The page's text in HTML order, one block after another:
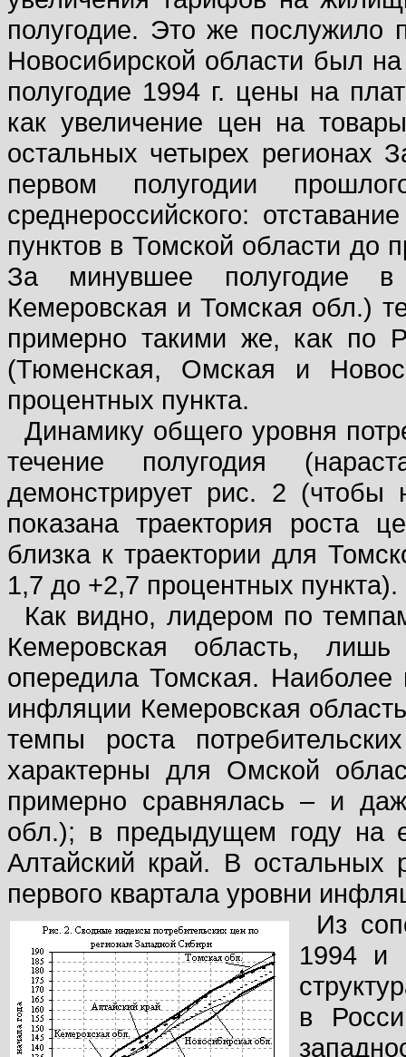
полугодие. Это же послужило
Новосибирской области был
полугодие 1994 г. цены на
как увеличение цен на
остальных четырех регионах
первом полугодии
среднероссийского:
пунктов в Томской области до
За минувшее полугодие в
Кемеровская и Томская обл.)
примерно такими же, как по
(Тюменская, Омская и
процентных пункта.
Динамику общего уровня
течение полугодия
демонстрирует рис. 2 (чтобы
показана траектория роста
близка к траектории для
1,7 до +2,7 процентных пункта).
Как видно, лидером по
Кемеровская область,
опередила Томская.
инфляции Кемеровская
темпы роста
характерны для Омской
примерно сравнялась – и
обл.); в предыдущем году на
Алтайский край. В остальных
первого квартала уровни
Из
1994 и
в